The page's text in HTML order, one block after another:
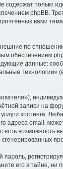
только
phpBB.
вами
по
обеспечением
данные:
технологии»
записи на
хостинга.
email,
возможность
сгенерированных
его в тайне, ни